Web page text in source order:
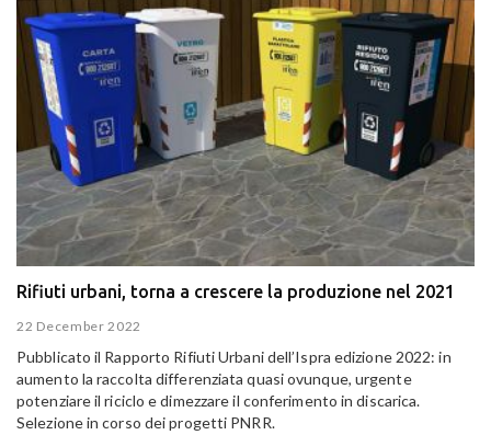
Rifiuti urbani, torna a crescere la produzione nel 2021
22 December 2022
Pubblicato il Rapporto Rifiuti Urbani dell’Ispra edizione 2022: in
aumento la raccolta differenziata quasi ovunque, urgente
potenziare il riciclo e dimezzare il conferimento in discarica.
Selezione in corso dei progetti PNRR.